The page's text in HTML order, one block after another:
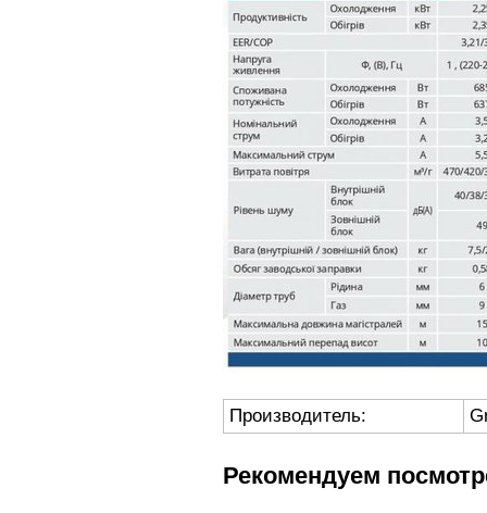
Производитель:
Рекомендуем